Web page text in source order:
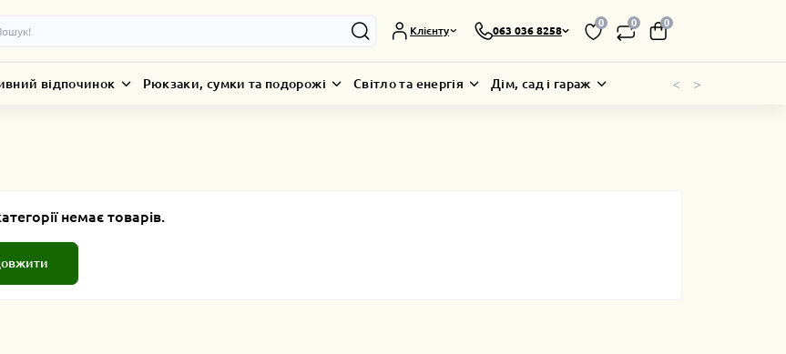
Клієнту 063 036 8258
0 0 0
відпочинок Рюкзаки, сумки та подорожі Світло та енергія Дім, сад і гараж < >
немає товарів.